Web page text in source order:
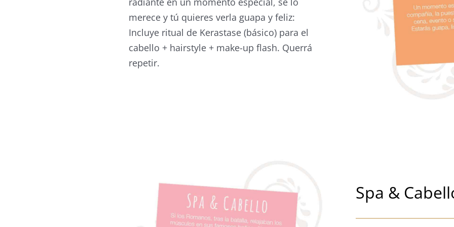
merece y tú quieres verla guapa y feliz:
Incluye ritual de Kerastase (básico) para el
cabello + hairstyle + make-up flash. Querrá
repetir.
Spa &